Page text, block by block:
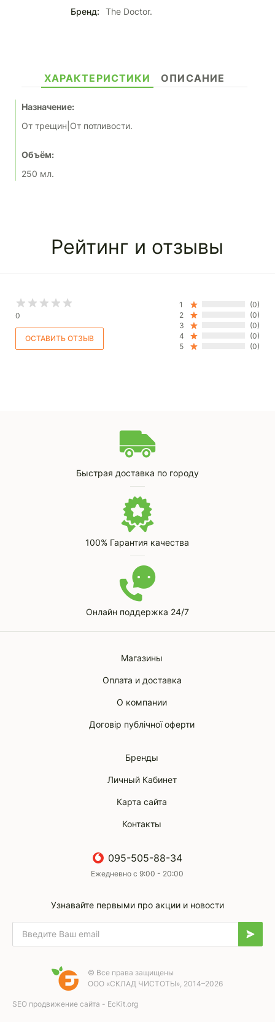
Бренд:
The Doctor.
ХАРАКТЕРИСТИКИ ОПИСАНИЕ
Назначение:
От трещин|От потливости.
Объём:
250 мл.
Рейтинг и отзывы
0
1
(0)
2
(0)
3
(0)
4
(0)
5
(0)
Быстрая доставка по городу
100% Гарантия качества
Онлайн поддержка 24/7
Магазины
Оплата и доставка
О компании
Договір публічної оферти
Бренды
Личный Кабинет
Карта сайта
Контакты
095-505-88-34
Ежедневно с 9:00 - 20:00
Узнавайте первыми про акции и новости
© Все права защищены
ООО «СКЛАД ЧИСТОТЫ», 2014–2026
SEO продвижение сайта - EcKit.org